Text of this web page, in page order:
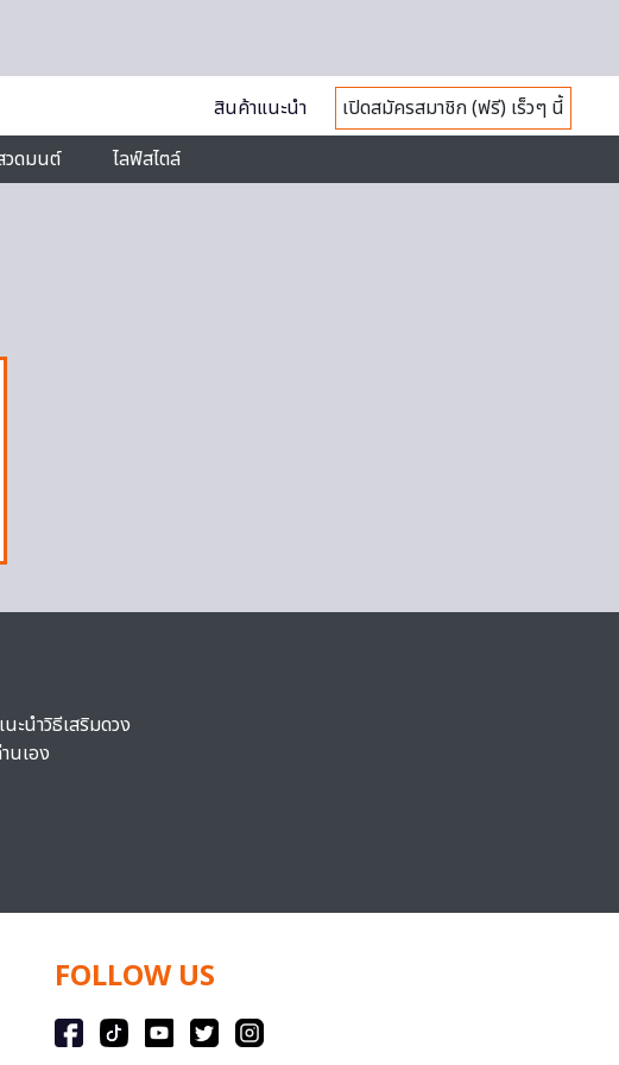
สินค้าแนะนำ
เปิดสมัครสมาชิก (ฟรี) เร็วๆ นี้
วดมนต์ ไลฟ์สไตล์
ะนำวิธีเสริมดวง
นเอง
FOLLOW US